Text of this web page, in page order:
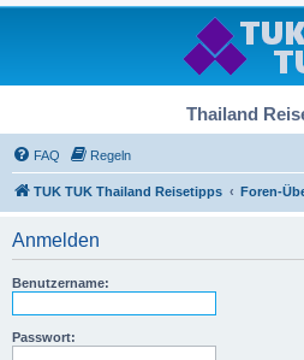
Thailand
FAQ Regeln
TUK TUK Thailand Reisetipps Foren-
Anmelden
Benutzername:
Passwort: